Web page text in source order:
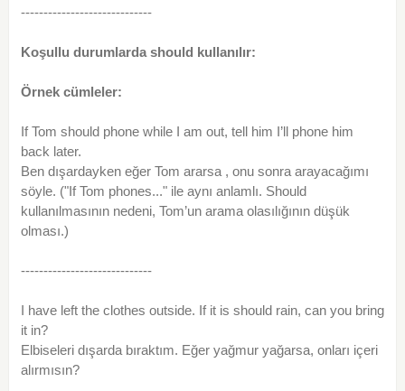
-----------------------------
Koşullu durumlarda should kullanılır:
Örnek cümleler:
If Tom should phone while I am out, tell him I’ll phone him
back later.
Ben dışardayken eğer Tom ararsa , onu sonra arayacağımı
söyle. ("If Tom phones..." ile aynı anlamlı. Should
kullanılmasının nedeni, Tom’un arama olasılığının düşük
olması.)
-----------------------------
I have left the clothes outside. If it is should rain, can you bring
it in?
Elbiseleri dışarda bıraktım. Eğer yağmur yağarsa, onları içeri
alırmısın?